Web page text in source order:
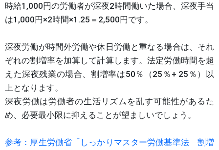
時給1,000円の労働者が深夜2時間働いた場合、深夜手当
は1,000円×2時間×1.25＝2,500円です。
深夜労働が時間外労働や休日労働と重なる場合は、それ
ぞれの割増率を加算して計算します。法定労働時間を超
えた深夜残業の場合、割増率は50％（25％+ 25％）以
上となります。
深夜労働は労働者の生活リズムを乱す可能性があるた
め、必要最小限に抑えることが望ましいでしょう。
参考：厚生労働省「しっかりマスター労働基準法 割増